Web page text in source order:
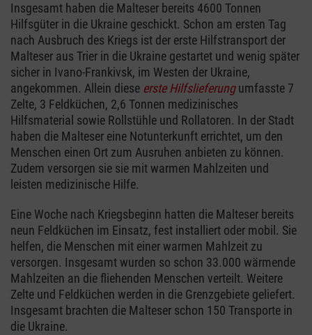
Insgesamt haben die Malteser bereits 4600 Tonnen
Hilfsgüter in die Ukraine geschickt. Schon am ersten Tag
nach Ausbruch des Kriegs ist der erste Hilfstransport der
Malteser aus Trier in die Ukraine gestartet und wenig später
sicher in Ivano-Frankivsk, im Westen der Ukraine,
angekommen. Allein diese erste Hilfslieferungumfasste 7
Zelte, 3 Feldküchen, 2,6 Tonnen medizinisches
Hilfsmaterial sowie Rollstühle und Rollatoren. In der Stadt
haben die Malteser eine Notunterkunft errichtet, um den
Menschen einen Ort zum Ausruhen anbieten zu können.
Zudem versorgen sie sie mit warmen Mahlzeiten und
leisten medizinische Hilfe.
Eine Woche nach Kriegsbeginn hatten die Malteser bereits
neun Feldküchen im Einsatz, fest installiert oder mobil. Sie
helfen, die Menschen mit einer warmen Mahlzeit zu
versorgen. Insgesamt wurden so schon 33.000 wärmende
Mahlzeiten an die fliehenden Menschen verteilt. Weitere
Zelte und Feldküchen werden in die Grenzgebiete geliefert.
Insgesamt brachten die Malteser schon 150 Transporte in
die Ukraine.